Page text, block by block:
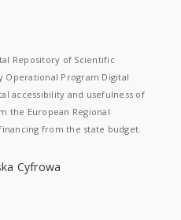
Repository of Scientific
Operational Program Digital
accessibility and usefulness of
the European Regional
from the state budget.